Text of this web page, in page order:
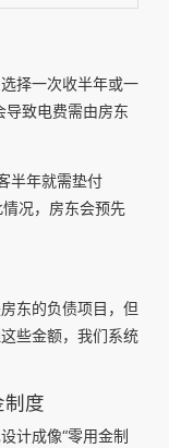
择一次收半年或一
致电费需由房东
半年就需垫付
况，房东会预先
东的负债项目，但
些金额，我们系统
制度
计成像“零用金制